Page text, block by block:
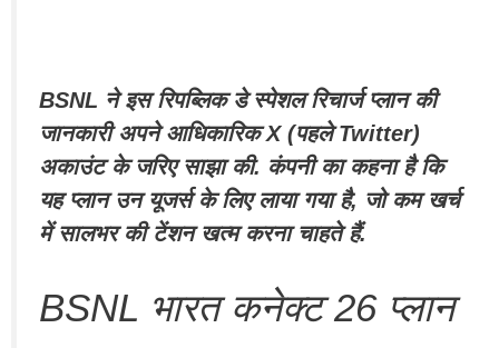
BSNL ने इस रिपब्लिक डे स्पेशल रिचार्ज प्लान की
जानकारी अपने आधिकारिक X (पहले Twitter)
अकाउंट के जरिए साझा की. कंपनी का कहना है कि
यह प्लान उन यूजर्स के लिए लाया गया है, जो कम खर्च
में सालभर की टेंशन खत्म करना चाहते हैं.
BSNL भारत कनेक्ट 26 प्लान